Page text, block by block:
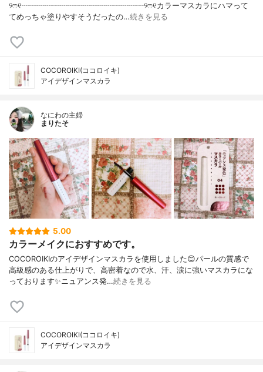
୨ෆ୧┈┈┈┈┈┈┈┈┈┈┈┈┈┈┈┈୨ෆ୧カラーマスカラにハマって
てめっちゃ塗りやすそうだったの…続きを見る
COCOROIKI(ココロイキ)
アイデザインマスカラ
なにわの主婦
まりたそ
5.00
カラーメイクにおすすめです。
COCOROIKIのアイデザインマスカラを使用しました😊パールの質感で
高級感のある仕上がりで、高密着なので水、汗、涙に強いマスカラにな
っております✨ニュアンス発…続きを見る
COCOROIKI(ココロイキ)
アイデザインマスカラ